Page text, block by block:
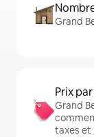
Grand
Prix
Grand
taxes et